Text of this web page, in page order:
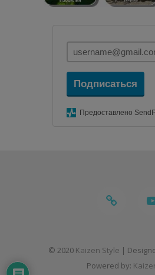
Подписаться
Предоставлено
© 2020 Kaizen Style |
Powered by: